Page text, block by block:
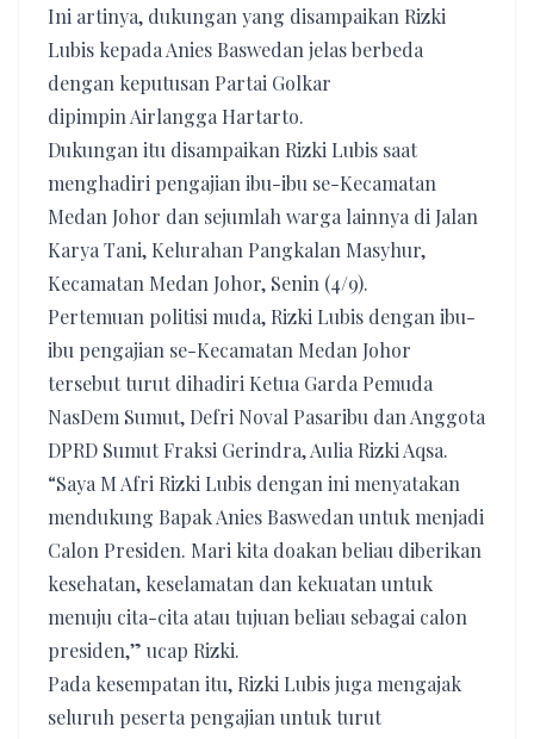
Ini artinya, dukungan yang disampaikan Rizki
Lubis kepada Anies Baswedan jelas berbeda
dengan keputusan Partai Golkar
dipimpin Airlangga Hartarto.
Dukungan itu disampaikan Rizki Lubis saat
menghadiri pengajian ibu-ibu se-Kecamatan
Medan Johor dan sejumlah warga lainnya di Jalan
Karya Tani, Kelurahan Pangkalan Masyhur,
Kecamatan Medan Johor, Senin (4/9).
Pertemuan politisi muda, Rizki Lubis dengan ibu-
ibu pengajian se-Kecamatan Medan Johor
tersebut turut dihadiri Ketua Garda Pemuda
NasDem Sumut, Defri Noval Pasaribu dan Anggota
DPRD Sumut Fraksi Gerindra, Aulia Rizki Aqsa.
“Saya M Afri Rizki Lubis dengan ini menyatakan
mendukung Bapak Anies Baswedan untuk menjadi
Calon Presiden. Mari kita doakan beliau diberikan
kesehatan, keselamatan dan kekuatan untuk
menuju cita-cita atau tujuan beliau sebagai calon
presiden,” ucap Rizki.
Pada kesempatan itu, Rizki Lubis juga mengajak
seluruh peserta pengajian untuk turut